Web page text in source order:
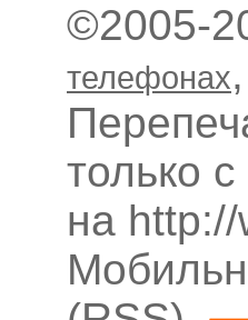
©2005-
телефонах
только
на